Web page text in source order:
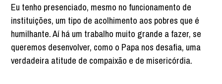
Eu tenho presenciado, mesmo no funcionamento de
instituições, um tipo de acolhimento aos pobres que é
humilhante. Aí há um trabalho muito grande a fazer, se
queremos desenvolver, como o Papa nos desafia, uma
verdadeira atitude de compaixão e de misericórdia.